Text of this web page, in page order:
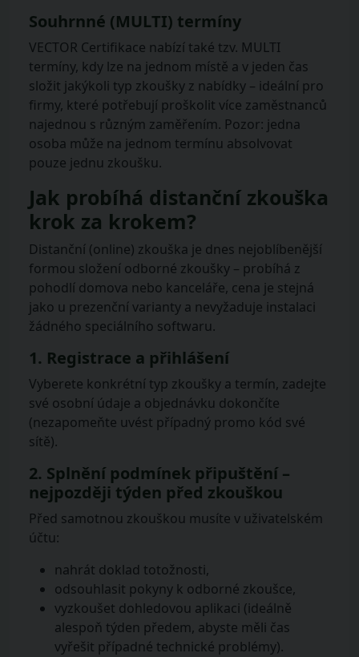
Souhrnné (MULTI) termíny
VECTOR Certifikace nabízí také tzv. MULTI
termíny, kdy lze na jednom místě a v jeden čas
složit jakýkoli typ zkoušky z nabídky – ideální pro
firmy, které potřebují proškolit více zaměstnanců
najednou s různým zaměřením. Pozor: jedna
osoba může na jednom termínu absolvovat
pouze jednu zkoušku.
Jak probíhá distanční zkouška
krok za krokem?
Distanční (online) zkouška je dnes nejoblíbenější
formou složení odborné zkoušky – probíhá z
pohodlí domova nebo kanceláře, cena je stejná
jako u prezenční varianty a nevyžaduje instalaci
žádného speciálního softwaru.
1. Registrace a přihlášení
Vyberete konkrétní typ zkoušky a termín, zadejte
své osobní údaje a objednávku dokončíte
(nezapomeňte uvést případný promo kód své
sítě).
2. Splnění podmínek připuštění –
nejpozději týden před zkouškou
Před samotnou zkouškou musíte v uživatelském
účtu:
nahrát doklad totožnosti,
odsouhlasit pokyny k odborné zkoušce,
vyzkoušet dohledovou aplikaci (ideálně
alespoň týden předem, abyste měli čas
vyřešit případné technické problémy).